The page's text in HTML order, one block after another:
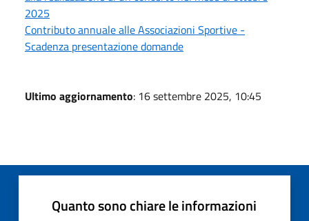
2025
Contributo annuale alle Associazioni Sportive -
Scadenza presentazione domande
Ultimo aggiornamento: 16 settembre 2025, 10:45
Quanto sono chiare le informazioni